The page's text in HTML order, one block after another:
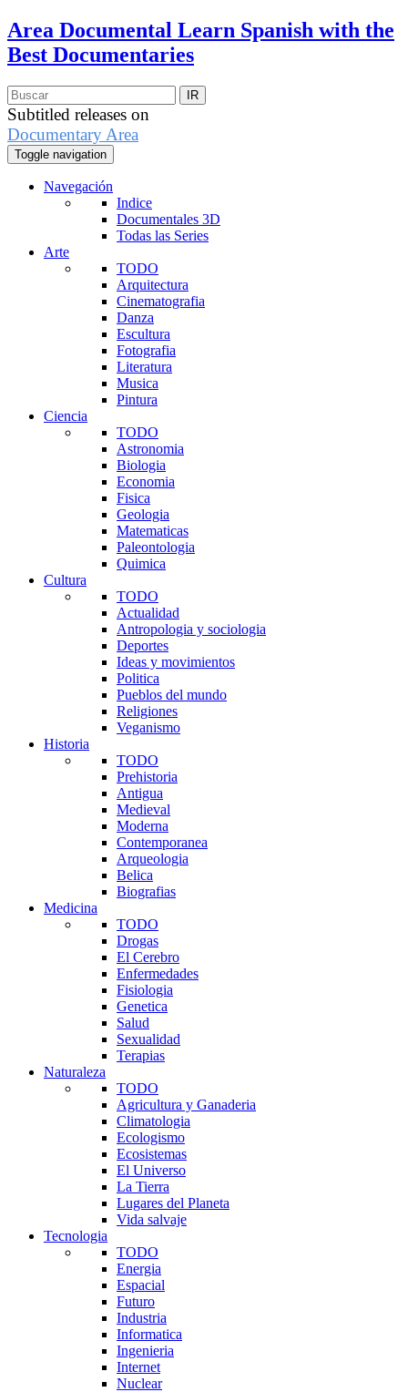
Area Documental Learn Spanish with the
Best Documentaries
Subtitled releases on
Documentary Area
Toggle navigation
Navegación
Indice
Documentales 3D
Todas las Series
Arte
TODO
Arquitectura
Cinematografia
Danza
Escultura
Fotografia
Literatura
Musica
Pintura
Ciencia
TODO
Astronomia
Biologia
Economia
Fisica
Geologia
Matematicas
Paleontologia
Quimica
Cultura
TODO
Actualidad
Antropologia y sociologia
Deportes
Ideas y movimientos
Politica
Pueblos del mundo
Religiones
Veganismo
Historia
TODO
Prehistoria
Antigua
Medieval
Moderna
Contemporanea
Arqueologia
Belica
Biografias
Medicina
TODO
Drogas
El Cerebro
Enfermedades
Fisiologia
Genetica
Salud
Sexualidad
Terapias
Naturaleza
TODO
Agricultura y Ganaderia
Climatologia
Ecologismo
Ecosistemas
El Universo
La Tierra
Lugares del Planeta
Vida salvaje
Tecnologia
TODO
Energia
Espacial
Futuro
Industria
Informatica
Ingenieria
Internet
Nuclear